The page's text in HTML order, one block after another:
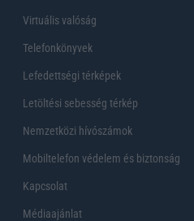
Virtuális valóság
Telefonkönyvek
Lefedettségi térképek
Letöltési sebesség térkép
Nemzetközi hívószámok
Mobiltelefon védelem és biztonság
Kapcsolat
Médiaajánlat